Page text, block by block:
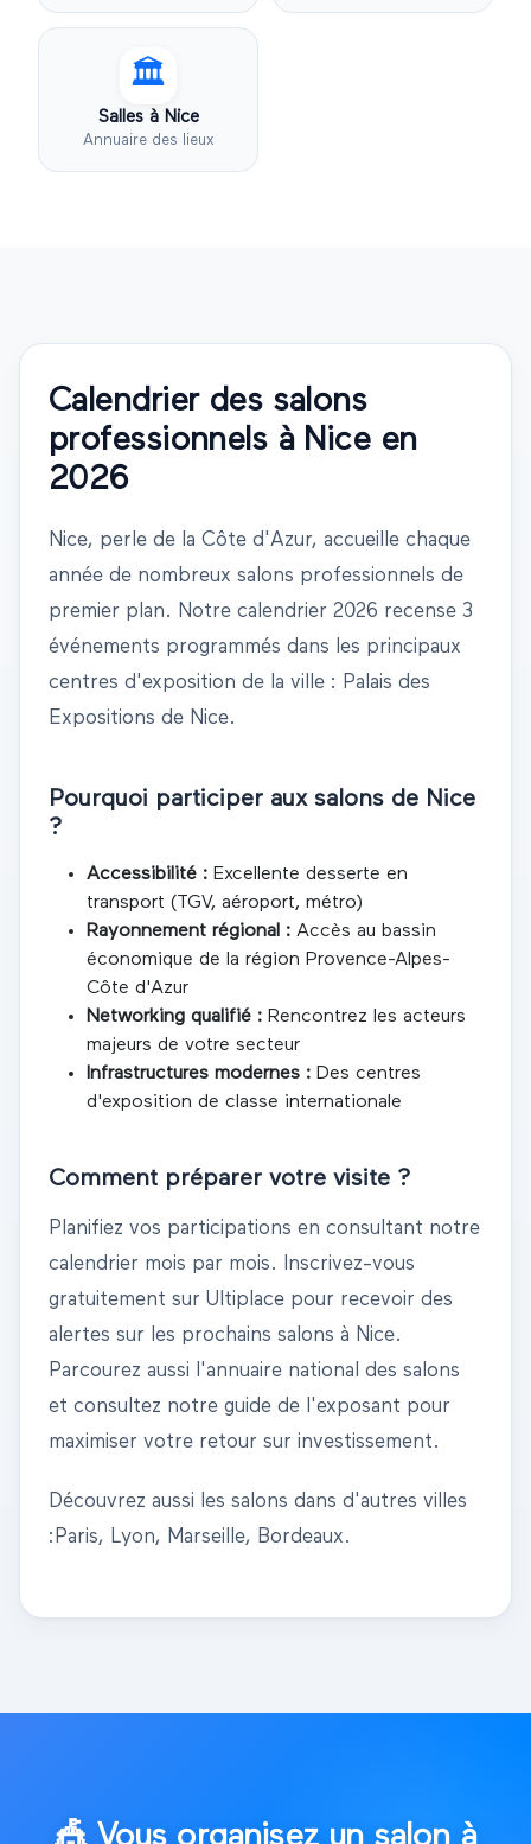
🏛️
Salles à Nice
Annuaire des lieux
Calendrier des salons
professionnels à Niceen
2026
Nice, perle de la Côte d'Azur, accueille chaque
année de nombreux salons professionnels de
premier plan. Notre calendrier 2026 recense 3
événements programmés dans les principaux
centres d'exposition de la ville : Palais des
Expositions de Nice.
Pourquoi participer aux salons de Nice
?
Accessibilité : Excellente desserte en
transport (TGV, aéroport, métro)
Rayonnement régional : Accès au bassin
économique de la région Provence-Alpes-
Côte d'Azur
Networking qualifié : Rencontrez les acteurs
majeurs de votre secteur
Infrastructures modernes : Des centres
d'exposition de classe internationale
Comment préparer votre visite ?
Planifiez vos participations en consultant notre
calendrier mois par mois. Inscrivez-vous
gratuitement sur Ultiplace pour recevoir des
alertes sur les prochains salons à Nice.
Parcourez aussi l'annuaire national des salons
et consultez notre guide de l'exposant pour
maximiser votre retour sur investissement.
Découvrez aussi les salons dans d'autres villes
: Paris, Lyon, Marseille, Bordeaux.
🎪Vous organisez un salon à